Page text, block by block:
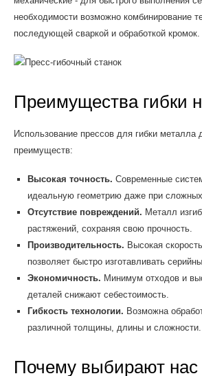
необходимости возможно комбинирование
последующей сваркой и обработкой кромок.
Преимущества гибки
Использование прессов для гибки металла
преимуществ:
Высокая точность. Современные
идеальную геометрию даже при
Отсутствие повреждений. Металл
растяжений, сохраняя свою прочность.
Производительность. Высокая
позволяет быстро изготавливать
Экономичность. Минимум отходов и
деталей снижают себестоимость.
Гибкость технологии. Возможна
различной толщины, длины и сложности.
Почему выбирают нас